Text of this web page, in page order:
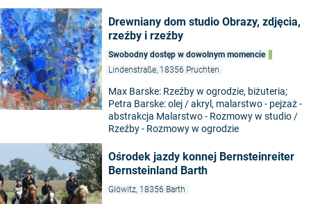
©
Drewniany dom studio Obrazy, zdjęcia,
rzeźby i rzeźby
Swobodny dostęp w dowolnym momencie
Lindenstraße, 18356 Pruchten
Max Barske: Rzeźby w ogrodzie, biżuteria;
Petra Barske: olej / akryl, malarstwo - pejzaż -
abstrakcja Malarstwo - Rozmowy w studio /
Rzeźby - Rozmowy w ogrodzie
Ośrodek jazdy konnej Bernsteinreiter
Bernsteinland Barth
Glöwitz, 18356 Barth